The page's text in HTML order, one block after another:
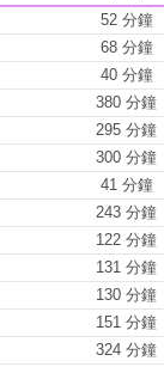
52 分鐘
68 分鐘
40 分鐘
380 分鐘
295 分鐘
300 分鐘
41 分鐘
243 分鐘
122 分鐘
131 分鐘
130 分鐘
151 分鐘
324 分鐘